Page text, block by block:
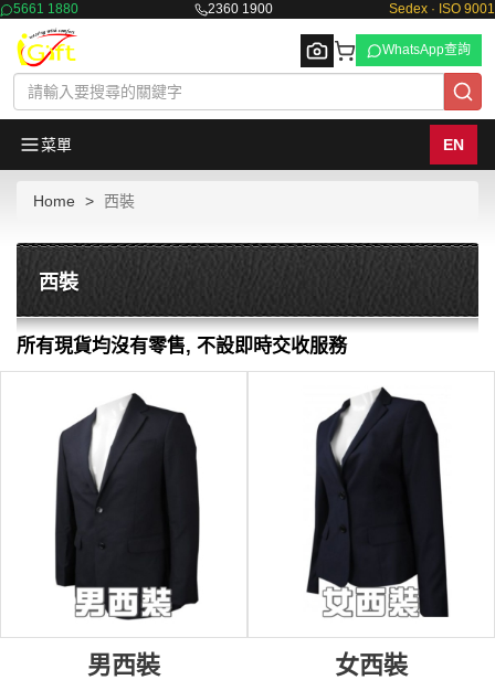
5661 1880 2360 1900 Sedex · ISO 9001
WhatsApp查詢
菜單 EN
Home 西裝
西裝
所有現貨均沒有零售, 不設即時交收服務
男西裝 女西裝